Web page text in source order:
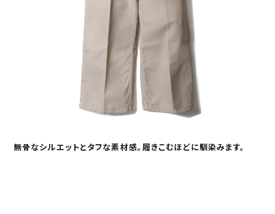
無骨なシルエットとタフな素材感。履きこむほどに馴染みます。